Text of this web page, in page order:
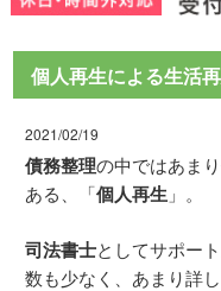
個人再生による生活
2021/02/19
債務整理の中ではあま
ある、「個人再生 」。
司法書士としてサポー
数も少なく、あまり詳